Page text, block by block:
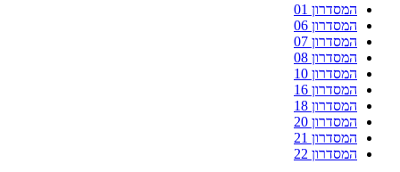
המסדרון 01
המסדרון 06
המסדרון 07
המסדרון 08
המסדרון 10
המסדרון 16
המסדרון 18
המסדרון 20
המסדרון 21
המסדרון 22